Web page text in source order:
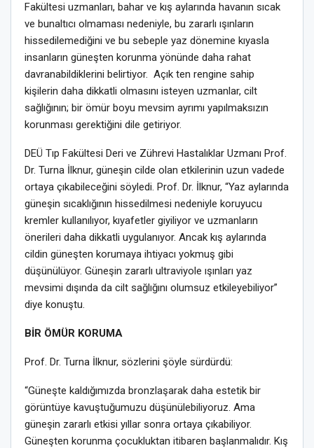
Fakültesi uzmanları, bahar ve kış aylarında havanın sıcak
ve bunaltıcı olmaması nedeniyle, bu zararlı ışınların
hissedilemediğini ve bu sebeple yaz dönemine kıyasla
insanların güneşten korunma yönünde daha rahat
davranabildiklerini belirtiyor. Açık ten rengine sahip
kişilerin daha dikkatli olmasını isteyen uzmanlar, cilt
sağlığının; bir ömür boyu mevsim ayrımı yapılmaksızın
korunması gerektiğini dile getiriyor.
DEÜ Tıp Fakültesi Deri ve Zührevi Hastalıklar Uzmanı Prof.
Dr. Turna İlknur, güneşin cilde olan etkilerinin uzun vadede
ortaya çıkabileceğini söyledi. Prof. Dr. İlknur, “Yaz aylarında
güneşin sıcaklığının hissedilmesi nedeniyle koruyucu
kremler kullanılıyor, kıyafetler giyiliyor ve uzmanların
önerileri daha dikkatli uygulanıyor. Ancak kış aylarında
cildin güneşten korumaya ihtiyacı yokmuş gibi
düşünülüyor. Güneşin zararlı ultraviyole ışınları yaz
mevsimi dışında da cilt sağlığını olumsuz etkileyebiliyor”
diye konuştu.
BİR ÖMÜR KORUMA
Prof. Dr. Turna İlknur, sözlerini şöyle sürdürdü:
“Güneşte kaldığımızda bronzlaşarak daha estetik bir
görüntüye kavuştuğumuzu düşünülebiliyoruz. Ama
güneşin zararlı etkisi yıllar sonra ortaya çıkabiliyor.
Güneşten korunma çocukluktan itibaren başlanmalıdır. Kış